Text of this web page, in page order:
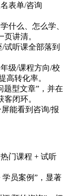
表单/咨询
什么、怎么学、
讲清。
试听课全部落到
级/课程方向/校
高转化率。
型文章”，并在
闭环。
能看到咨询/报
门课程 + 试听
员案例”，显著